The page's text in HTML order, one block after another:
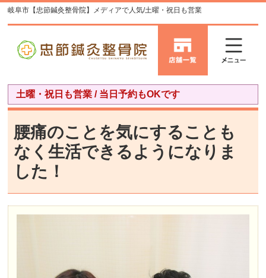
岐阜市【忠節鍼灸整骨院】メディアで人気/土曜・祝日も営業
土曜・祝日も営業 / 当日予約もOKです
腰痛のことを気にすることも
なく生活できるようになりま
した！